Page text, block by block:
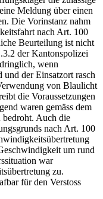
Meldung über einen
Die Vorinstanz nahm
nach Art. 100
Beurteilung ist nicht
der Kantonspolizei
wenn
der Einsatzort rasch
von Blaulicht
die Voraussetzungen
waren gemäss dem
bedroht. Auch die
nach Art. 100
um rund
war
zu.
für den Verstoss